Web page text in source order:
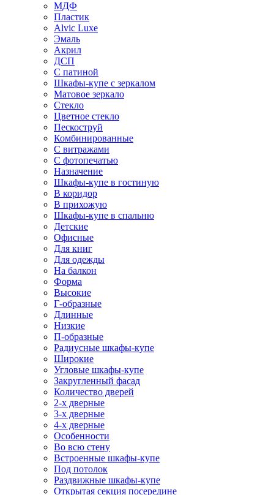
МДФ
Пластик
Alvic Luxe
Эмаль
Акрил
ДСП
С патиной
Шкафы-купе с зеркалом
Матовое зеркало
Стекло
Цветное стекло
Пескоструй
Комбинированные
С витражами
С фотопечатью
Назначение
Шкафы-купе в гостиную
В коридор
В прихожую
Шкафы-купе в спальню
Детские
Офисные
Для книг
Для одежды
На балкон
Форма
Высокие
Г-образные
Длинные
Низкие
П-образные
Радиусные шкафы-купе
Широкие
Угловые шкафы-купе
Закругленный фасад
Количество дверей
2-х дверные
3-х дверные
4-х дверные
Особенности
Во всю стену
Встроенные шкафы-купе
Под потолок
Раздвижные шкафы-купе
Открытая секция посередине